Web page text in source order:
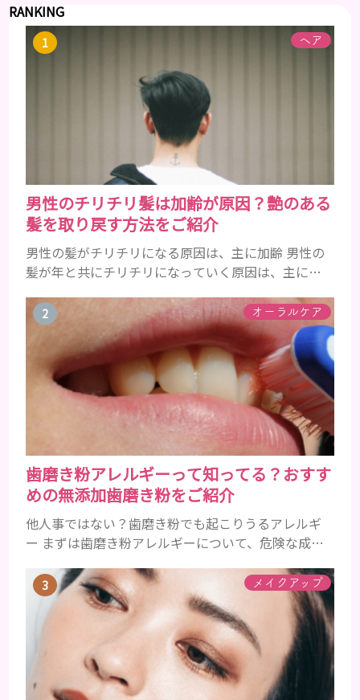
RANKING
ヘア
男性のチリチリ髪は加齢が原因？艶のある
髪を取り戻す方法をご紹介
男性の髪がチリチリになる原因は、主に加齢 男性の
髪が年と共にチリチリになっていく原因は、主に加
にツヤがあった男性も、いつのまにか髪がチリチリ
でペタンとするようになったと感じる人もいるでし
ょう。特に大人の男性としての魅力が出てくる40代
以降の男性に悩んでいる人が多い傾向があります。
髪が生え変わるサイクルは、年齢と共に乱れていき
ます。髪が太くならないま...
オーラルケア
歯磨き粉アレルギーって知ってる？おすす
めの無添加歯磨き粉をご紹介
他人事ではない？歯磨き粉でも起こりうるアレルギ
ー まずは歯磨き粉アレルギーについて、危険な成分
まれるアレルギーを起こすおそれのある成分 まず、
普段お使いの歯磨き粉に含まれているどの成分にア
レルギーを引き起こすおそれがあるのかを説明しま
すね。 •フッ素･･･歯の表面のエナメルを守り強くし
たり、虫歯と防ぐ働きを持つ成分 •香味料 ･･･歯磨き
粉の風味や爽...
メイクアップ